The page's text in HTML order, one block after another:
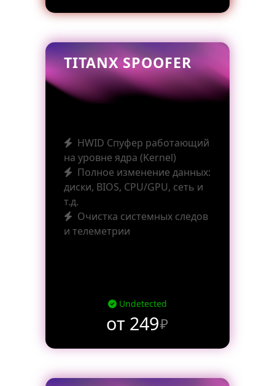
TITANX SPOOFER
HWID Спуфер работающий
на уровне ядра (Kernel)
Полное изменение данных:
диски, BIOS, CPU/GPU, сеть и
т.д.
Очистка системных следов
и телеметрии
Undetected
от 249₽